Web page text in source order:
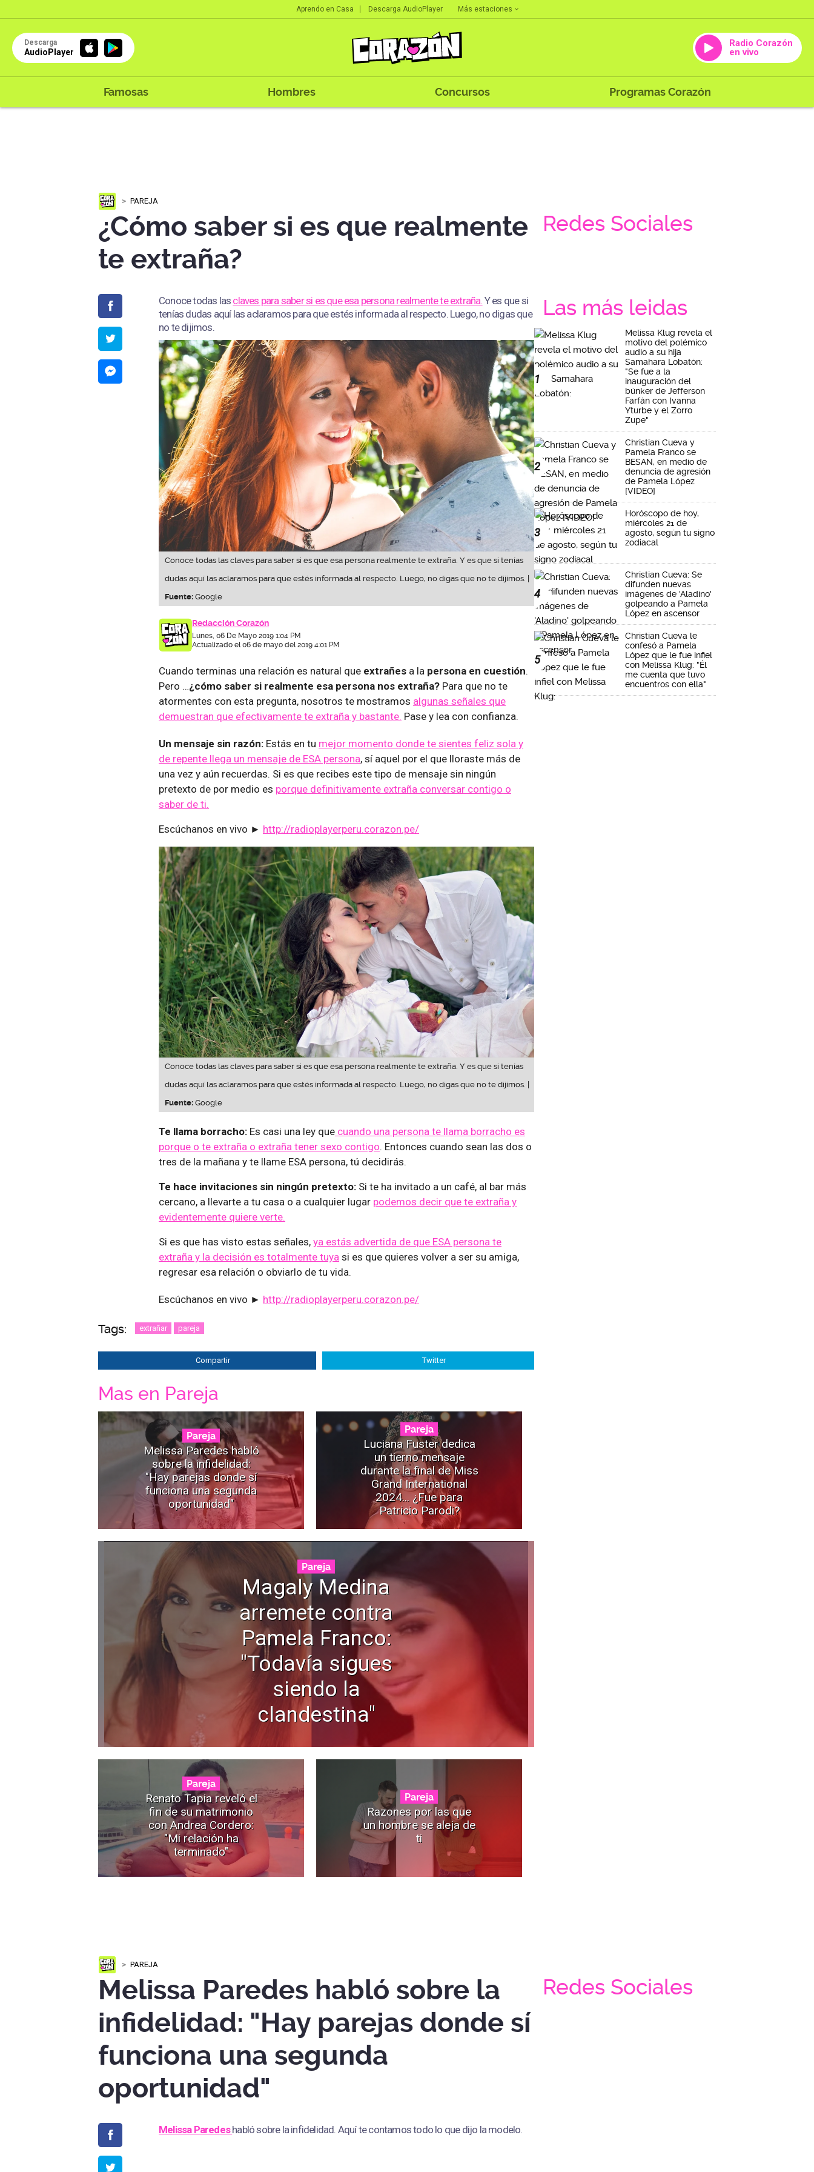
Aprendo en Casa Descarga AudioPlayer Más estaciones
Descarga
AudioPlayer
Radio Corazón
en vivo
Famosas Hombres Concursos Programas Corazón
PAREJA
¿Cómo saber si es que realmente
te extraña?
Conoce todas las claves para saber si es que esa persona realmente te extraña. Y es que si
tenías dudas aquí las aclaramos para que estés informada al respecto. Luego, no digas que
no te dijimos.
Conoce todas las claves para saber si es que esa persona realmente te extraña. Y es que si tenías
dudas aquí las aclaramos para que estés informada al respecto. Luego, no digas que no te dijimos. |
Fuente: Google
Redacción Corazón
Lunes, 06 De Mayo 2019 1:04 PM
Actualizado el 06 de mayo del 2019 4:01 PM
Cuando terminas una relación es natural que extrañes a la persona en cuestión.
Pero …¿cómo saber si realmente esa persona nos extraña? Para que no te
atormentes con esta pregunta, nosotros te mostramos algunas señales que
demuestran que efectivamente te extraña y bastante. Pase y lea con confianza.
Un mensaje sin razón: Estás en tu mejor momento donde te sientes feliz sola y
de repente llega un mensaje de ESA persona, sí aquel por el que lloraste más de
una vez y aún recuerdas. Si es que recibes este tipo de mensaje sin ningún
pretexto de por medio es porque definitivamente extraña conversar contigo o
saber de ti.
Escúchanos en vivo ► http://radioplayerperu.corazon.pe/
Conoce todas las claves para saber si es que esa persona realmente te extraña. Y es que si tenías
dudas aquí las aclaramos para que estés informada al respecto. Luego, no digas que no te dijimos. |
Fuente: Google
Te llama borracho: Es casi una ley que cuando una persona te llama borracho es
porque o te extraña o extraña tener sexo contigo. Entonces cuando sean las dos o
tres de la mañana y te llame ESA persona, tú decidirás.
Te hace invitaciones sin ningún pretexto: Si te ha invitado a un café, al bar más
cercano, a llevarte a tu casa o a cualquier lugar podemos decir que te extraña y
evidentemente quiere verte.
Si es que has visto estas señales, ya estás advertida de que ESA persona te
extraña y la decisión es totalmente tuya si es que quieres volver a ser su amiga,
regresar esa relación o obviarlo de tu vida.
Escúchanos en vivo ► http://radioplayerperu.corazon.pe/
Tags: extrañar pareja
Compartir Twitter
Mas en Pareja
Pareja
Melissa Paredes habló
sobre la infidelidad:
"Hay parejas donde sí
funciona una segunda
oportunidad"
Pareja
Luciana Fuster dedica
un tierno mensaje
durante la final de Miss
Grand International
2024... ¿Fue para
Patricio Parodi?
Pareja
Magaly Medina
arremete contra
Pamela Franco:
"Todavía sigues
siendo la
clandestina"
Pareja
Renato Tapia reveló el
fin de su matrimonio
con Andrea Cordero:
"Mi relación ha
terminado"
Pareja
Razones por las que
un hombre se aleja de
ti
Redes Sociales
Las más leidas
1
Melissa Klug revela el
motivo del polémico
audio a su hija
Samahara Lobatón:
"Se fue a la
inauguración del
búnker de Jefferson
Farfán con Ivanna
Yturbe y el Zorro
Zupe"
2
Christian Cueva y
Pamela Franco se
BESAN, en medio de
denuncia de agresión
de Pamela López
[VIDEO]
3
Horóscopo de hoy,
miércoles 21 de
agosto, según tu signo
zodiacal
4
Christian Cueva: Se
difunden nuevas
imágenes de 'Aladino'
golpeando a Pamela
López en ascensor
5
Christian Cueva le
confesó a Pamela
López que le fue infiel
con Melissa Klug: "Él
me cuenta que tuvo
encuentros con ella"
PAREJA
Melissa Paredes habló sobre la
infidelidad: "Hay parejas donde sí
funciona una segunda
oportunidad"
Melissa Paredeshabló sobre la infidelidad. Aquí te contamos todo lo que dijo la modelo.
Redes Sociales